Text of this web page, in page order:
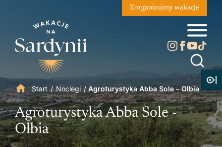
Zorganizujmy wakacje
Start/Noclegi / Agroturystyka Abba Sole – Olbia
Agroturystyka Abba Sole -
Olbia